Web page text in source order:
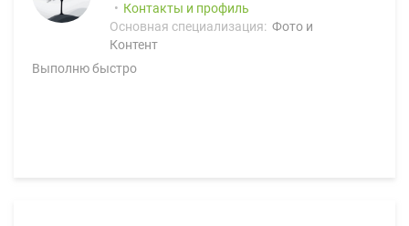
Контакты и профиль
Основная специализация: Фото и
Контент
Выполню быстро